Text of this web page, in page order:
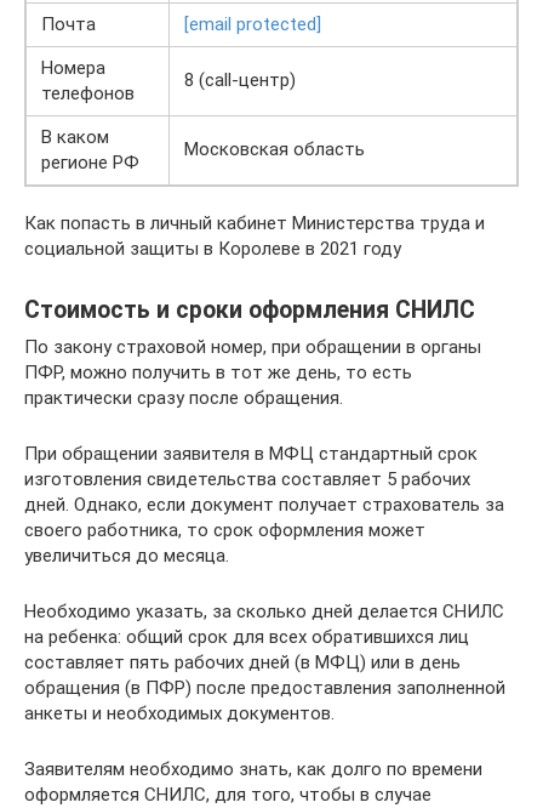
Почта
[email protected]
Номера
телефонов
8 (call-центр)
В каком
регионе РФ
Московская область
Как попасть в личный кабинет Министерства труда и
социальной защиты в Королеве в 2021 году
Стоимость и сроки оформления СНИЛС
По закону страховой номер, при обращении в органы
ПФР, можно получить в тот же день, то есть
практически сразу после обращения.
При обращении заявителя в МФЦ стандартный срок
изготовления свидетельства составляет 5 рабочих
дней. Однако, если документ получает страхователь за
своего работника, то срок оформления может
увеличиться до месяца.
Необходимо указать, за сколько дней делается СНИЛС
на ребенка: общий срок для всех обратившихся лиц
составляет пять рабочих дней (в МФЦ) или в день
обращения (в ПФР) после предоставления заполненной
анкеты и необходимых документов.
Заявителям необходимо знать, как долго по времени
оформляется СНИЛС, для того, чтобы в случае